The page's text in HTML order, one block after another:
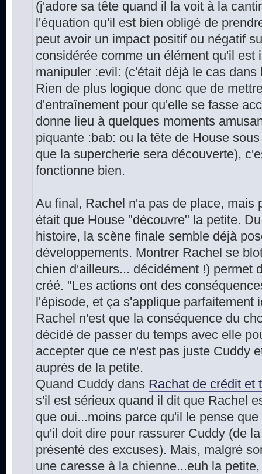
(j'adore sa tête quand il la voit à la
l'équation qu'il est bien obligé de
peut avoir un impact positif ou négatif
considérée comme un élément qu'il est
manipuler :evil: (c'était déjà le cas
Rien de plus logique donc que de
d'entraînement pour qu'elle se fasse
donne lieu à quelques moments
piquante :bab: ou la tête de House
que la supercherie sera découverte),
fonctionne bien.
Au final, Rachel n'a pas de place, mais
était que House "découvre" la petite.
histoire, la scène finale semble déjà
développements. Montrer Rachel se
chien d'ailleurs... décidément !) permet
créé. "Les actions ont des
l'épisode, et ça s'applique parfaitement
Rachel n'est que la conséquence du
décidé de passer du temps avec elle
accepter que ce n'est pas juste Cuddy
auprès de la petite.
Quand Cuddy dans Rachat de crédit et
s'il est sérieux quand il dit que Rachel
que oui...moins parce qu'il le pense
qu'il doit dire pour rassurer Cuddy (de
présenté des excuses). Mais, malgré
une caresse à la chienne...euh la